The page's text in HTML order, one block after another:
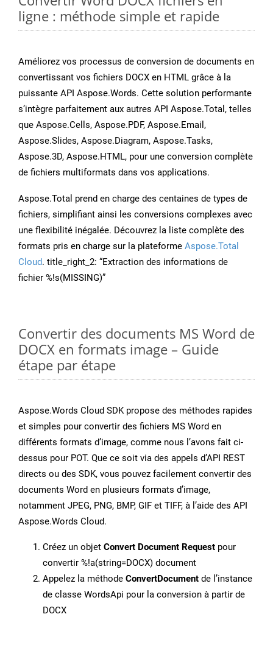
ligne : méthode simple et rapide
Améliorez vos processus de conversion de documents en
convertissant vos fichiers DOCX en HTML grâce à la
puissante API Aspose.Words. Cette solution performante
s’intègre parfaitement aux autres API Aspose.Total, telles
que Aspose.Cells, Aspose.PDF, Aspose.Email,
Aspose.Slides, Aspose.Diagram, Aspose.Tasks,
Aspose.3D, Aspose.HTML, pour une conversion complète
de fichiers multiformats dans vos applications.
Aspose.Total prend en charge des centaines de types de
fichiers, simplifiant ainsi les conversions complexes avec
une flexibilité inégalée. Découvrez la liste complète des
formats pris en charge sur la plateforme Aspose.Total
Cloud. title_right_2: “Extraction des informations de
fichier %!s(MISSING)”
Convertir des documents MS Word de
DOCX en formats image – Guide
étape par étape
Aspose.Words Cloud SDK propose des méthodes rapides
et simples pour convertir des fichiers MS Word en
différents formats d’image, comme nous l’avons fait ci-
dessus pour POT. Que ce soit via des appels d’API REST
directs ou des SDK, vous pouvez facilement convertir des
documents Word en plusieurs formats d’image,
notamment JPEG, PNG, BMP, GIF et TIFF, à l’aide des API
Aspose.Words Cloud.
Créez un objet Convert Document Request pour
convertir %!a(string=DOCX) document
Appelez la méthode ConvertDocument de l’instance
de classe WordsApi pour la conversion à partir de
DOCX